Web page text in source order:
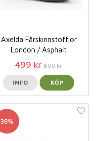
Axelda Fårskinnstofflor
London / Asphalt
499 kr 800 kr
INFO KÖP
38%